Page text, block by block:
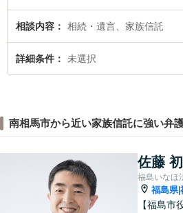
相談内容 相続・遺言、家族信託
詳細条件 未選択
南相馬市から近い家族信託に強い弁
佐藤
福島いなほ
福島県|
【福島市